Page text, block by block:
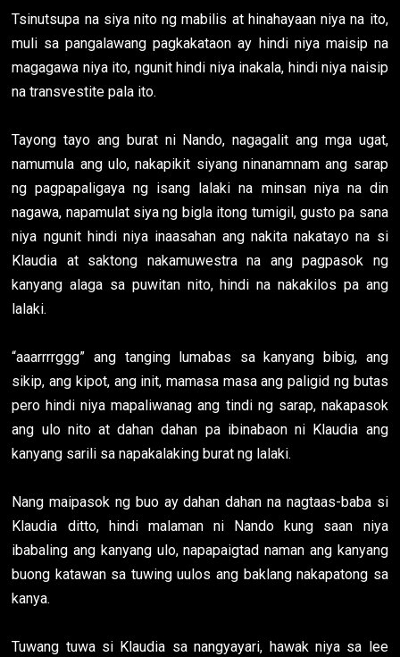
Tsinutsupa na siya nito ng mabilis at hinahayaan niya na ito,
muli sa pangalawang pagkakataon ay hindi niya maisip na
magagawa niya ito, ngunit hindi niya inakala, hindi niya naisip
na transvestite pala ito.
Tayong tayo ang burat ni Nando, nagagalit ang mga ugat,
namumula ang ulo, nakapikit siyang ninanamnam ang sarap
ng pagpapaligaya ng isang lalaki na minsan niya na din
nagawa, napamulat siya ng bigla itong tumigil, gusto pa sana
niya ngunit hindi niya inaasahan ang nakita nakatayo na si
Klaudia at saktong nakamuwestra na ang pagpasok ng
kanyang alaga sa puwitan nito, hindi na nakakilos pa ang
lalaki.
“aaarrrrggg” ang tanging lumabas sa kanyang bibig, ang
sikip, ang kipot, ang init, mamasa masa ang paligid ng butas
pero hindi niya mapaliwanag ang tindi ng sarap, nakapasok
ang ulo nito at dahan dahan pa ibinabaon ni Klaudia ang
kanyang sarili sa napakalaking burat ng lalaki.
Nang maipasok ng buo ay dahan dahan na nagtaas-baba si
Klaudia ditto, hindi malaman ni Nando kung saan niya
ibabaling ang kanyang ulo, napapaigtad naman ang kanyang
buong katawan sa tuwing uulos ang baklang nakapatong sa
kanya.
Tuwang tuwa si Klaudia sa nangyayari, hawak niya sa lee